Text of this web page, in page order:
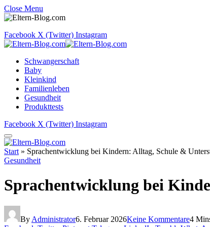
Close Menu
Facebook X (Twitter) Instagram
Schwangerschaft
Baby
Kleinkind
Familienleben
Gesundheit
Produkttests
Facebook X (Twitter) Instagram
Start » Sprachentwicklung bei Kindern: Alltag, Schule &
Gesundheit
Sprachentwicklung bei
By Administrator6. Februar 2026Keine Kommentare4